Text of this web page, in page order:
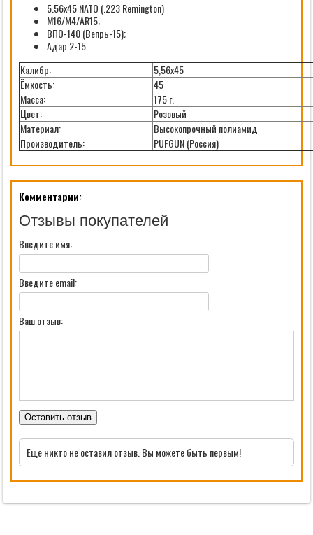
5.56x45 NATO (.223 Remington)
M16/M4/AR15;
ВПО-140 (Вепрь-15);
Адар 2-15.
Калибр:
5,56х45
Ёмкость:
45
Масса:
175 г.
Цвет:
Розовый
Материал:
Высокопрочный полиамид
Производитель:
PUFGUN (Россия)
Комментарии:
Отзывы покупателей
Введите имя:
Введите email:
Ваш отзыв:
Оставить отзыв
Еще никто не оставил отзыв. Вы можете быть первым!